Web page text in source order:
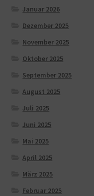
Januar 2026
Dezember 2025
November 2025
Oktober 2025
September 2025
August 2025
Juli 2025
Juni 2025
Mai 2025
April 2025
März 2025
Februar 2025